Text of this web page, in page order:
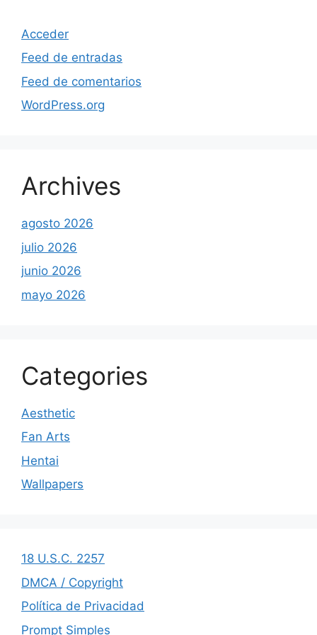
Acceder
Feed de entradas
Feed de comentarios
WordPress.org
Archives
agosto 2026
julio 2026
junio 2026
mayo 2026
Categories
Aesthetic
Fan Arts
Hentai
Wallpapers
18 U.S.C. 2257
DMCA / Copyright
Política de Privacidad
Prompt Simples